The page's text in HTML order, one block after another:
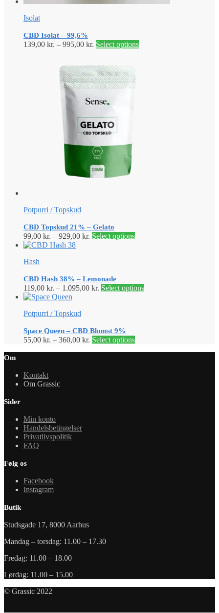
Isolat
CBD Isolat – 99,6%
139,00 kr. – 995,00 kr. Select options
Potpurri / Topskud
CBD Topskud 21% – Gelato
99,00 kr. – 929,00 kr. Select options
Hash
CBD Hash 38% – Lemonade
119,00 kr. – 1.095,00 kr. Select options
Potpurri / Topskud
Space Queen – CBD Blomst 9%
55,00 kr. – 360,00 kr. Select options
Om
Kontakt
Om Grassic
Sider
Min konto
Handelsbetingelser
Privatlivspolitik
FAQ
Følg os
Facebook
Instagram
Butik
Studsgade 17, 8000 Aarhus
Mandag – torsdag: 11.00 – 17.30
Fredag: 11.00 – 18.00
Lørdag: 11.00 – 15.00
© Grassic 2022